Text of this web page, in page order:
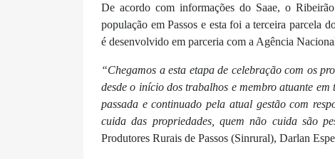
De acordo com informações do Saae, o
população em Passos e esta foi a terceira parcela
é desenvolvido em parceria com a Agência
“Chegamos a esta etapa de celebração com os
desde o início dos trabalhos e membro atuante
passada e continuado pela atual gestão com
cuida das propriedades, quem não cuida são
Produtores Rurais de Passos (Sinrural), Darlan